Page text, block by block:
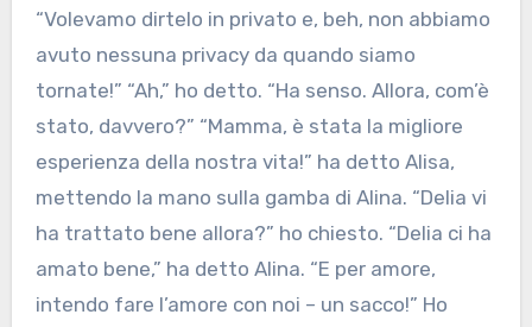
“Volevamo dirtelo in privato e, beh, non abbiamo
avuto nessuna privacy da quando siamo
tornate!” “Ah,” ho detto. “Ha senso. Allora, com’è
stato, davvero?” “Mamma, è stata la migliore
esperienza della nostra vita!” ha detto Alisa,
mettendo la mano sulla gamba di Alina. “Delia vi
ha trattato bene allora?” ho chiesto. “Delia ci ha
amato bene,” ha detto Alina. “E per amore,
intendo fare l’amore con noi – un sacco!” Ho